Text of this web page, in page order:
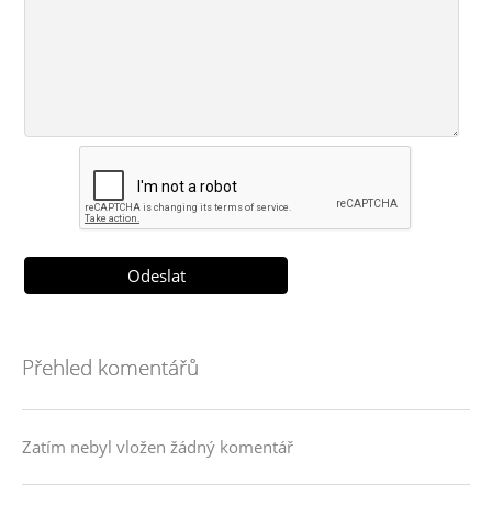
Přehled komentářů
Zatím nebyl vložen žádný komentář